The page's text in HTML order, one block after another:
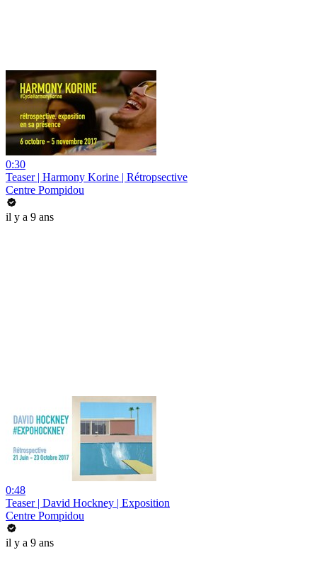
0:30
Teaser | Harmony Korine | Rétropsective
Centre Pompidou
il y a 9 ans
0:48
Teaser | David Hockney | Exposition
Centre Pompidou
il y a 9 ans